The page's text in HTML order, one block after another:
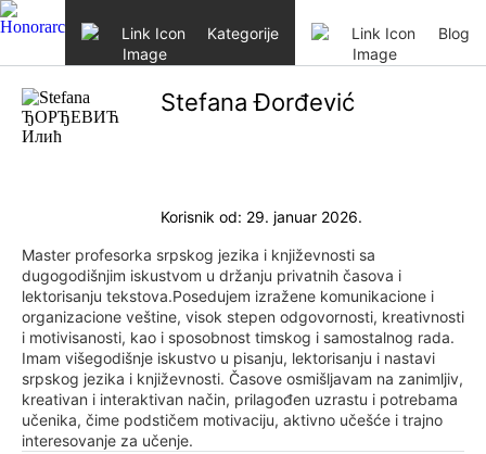
Skip to content
Kategorije
Blog
Stefana Đorđević
Korisnik od: 29. januar 2026.
Master profesorka srpskog jezika i književnosti sa
dugogodišnjim iskustvom u držanju privatnih časova i
lektorisanju tekstova.Posedujem izražene komunikacione i
organizacione veštine, visok stepen odgovornosti, kreativnosti
i motivisanosti, kao i sposobnost timskog i samostalnog rada.
Imam višegodišnje iskustvo u pisanju, lektorisanju i nastavi
srpskog jezika i književnosti. Časove osmišljavam na zanimljiv,
kreativan i interaktivan način, prilagođen uzrastu i potrebama
učenika, čime podstičem motivaciju, aktivno učešće i trajno
interesovanje za učenje.